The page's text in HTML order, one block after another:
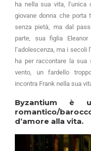
ha nella sua vita,
giovane donna che
senza pietà, ma dal
parte, sua figlia Eleanor
l’adolescenza, ma i secoli
ha per raccontare la
vento, un fardello
incontra Frank nella sua
Byzantium è
romantico/
d’amore alla vita.